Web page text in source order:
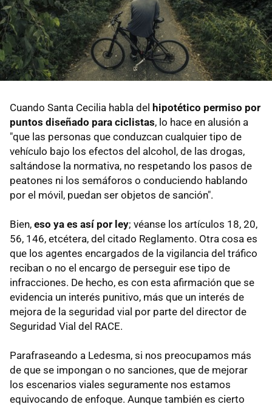
Cuando Santa Cecilia habla del hipotético permiso por
puntos diseñado para ciclistas, lo hace en alusión a
"que las personas que conduzcan cualquier tipo de
vehículo bajo los efectos del alcohol, de las drogas,
saltándose la normativa, no respetando los pasos de
peatones ni los semáforos o conduciendo hablando
por el móvil, puedan ser objetos de sanción".
Bien, eso ya es así por ley; véanse los artículos 18, 20,
56, 146, etcétera, del citado Reglamento. Otra cosa es
que los agentes encargados de la vigilancia del tráfico
reciban o no el encargo de perseguir ese tipo de
infracciones. De hecho, es con esta afirmación que se
evidencia un interés punitivo, más que un interés de
mejora de la seguridad vial por parte del director de
Seguridad Vial del RACE.
Parafraseando a Ledesma, si nos preocupamos más
de que se impongan o no sanciones, que de mejorar
los escenarios viales seguramente nos estamos
equivocando de enfoque. Aunque también es cierto